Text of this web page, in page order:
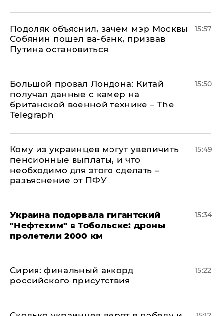
Подоляк объяснил, зачем мэр Москвы
Собянин пошел ва-банк, призвав
Путина остановиться
15:57
Большой провал Лондона: Китай
получал данные с камер на
британской военной технике – The
Telegraph
15:50
Кому из украинцев могут увеличить
пенсионные выплаты, и что
необходимо для этого сделать –
разъяснение от ПФУ
15:49
Украина подорвала гигантский
"Нефтехим" в Тобольске: дроны
пролетели 2000 км
15:34
​Сирия: финальный аккорд
российского присутствия
15:22